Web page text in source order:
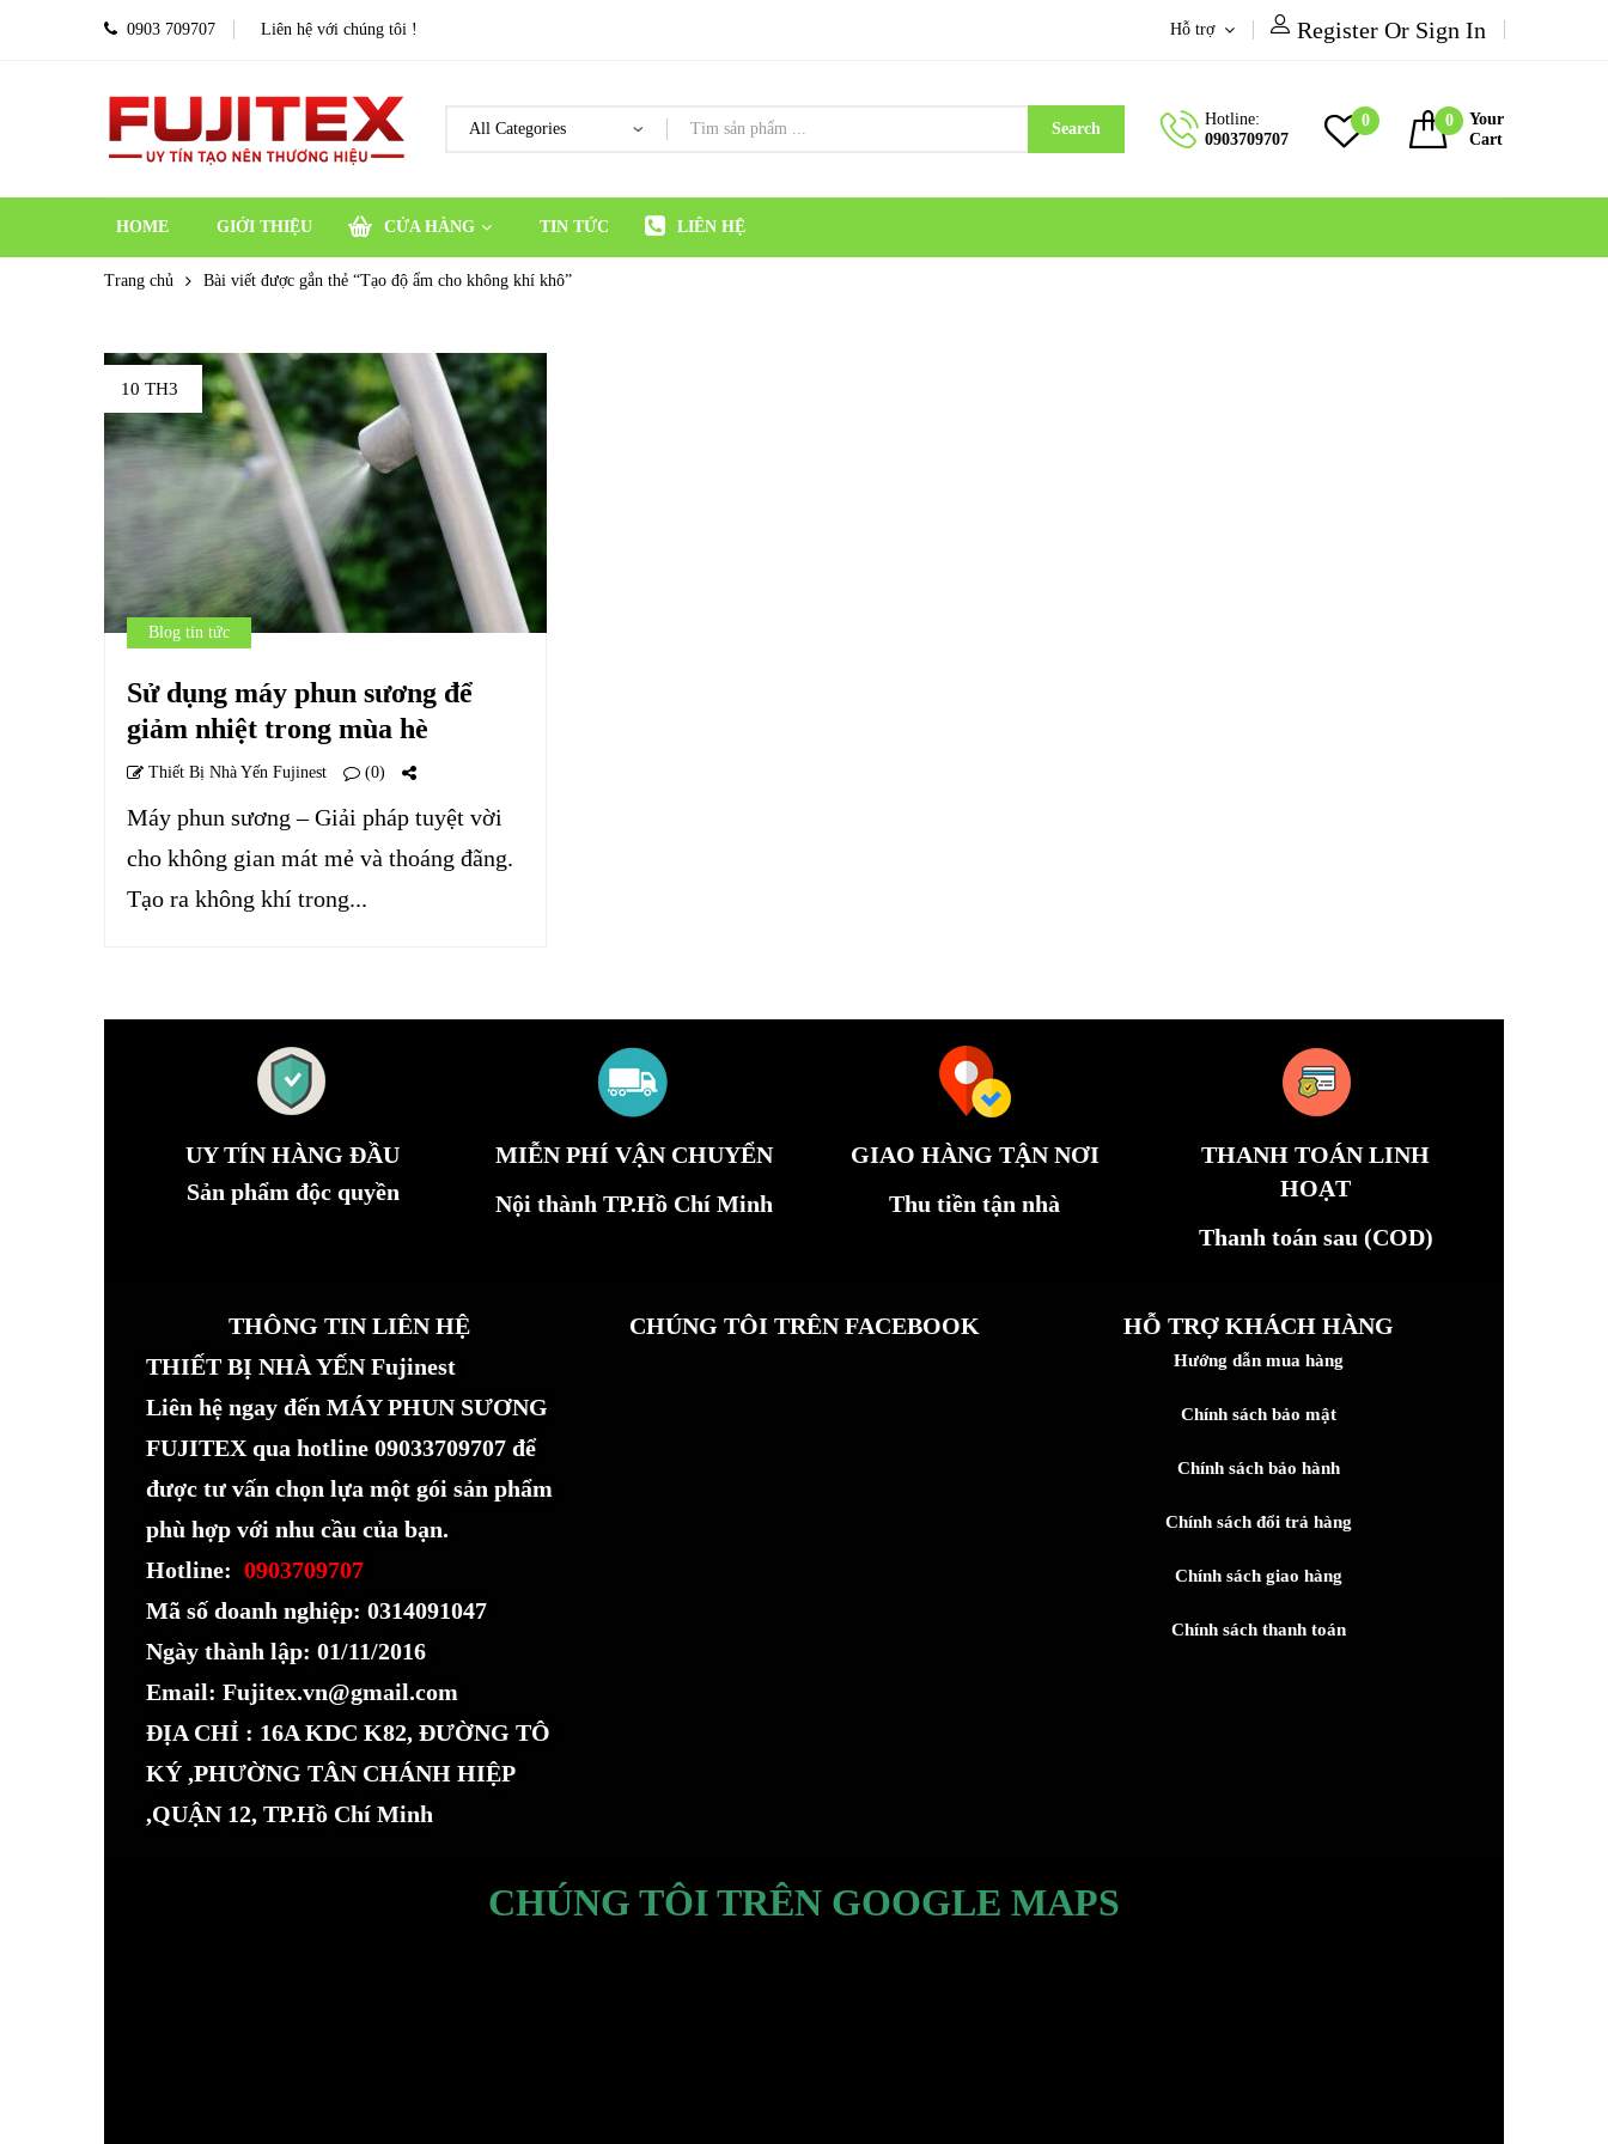
0903 709707 Liên hệ với chúng tôi ! Hỗ trợ Register Or Sign In
Search
Hotline:
0903709707
0 0
Your
Cart
HOME GIỚI THIỆU CỬA HÀNG TIN TỨC LIÊN HỆ
Trang chủ Bài viết được gắn thẻ “Tạo độ ẩm cho không khí khô”
10 TH3
Blog tin tức
Sử dụng máy phun sương để
giảm nhiệt trong mùa hè
Thiết Bị Nhà Yến Fujinest (0)
Máy phun sương – Giải pháp tuyệt vời
cho không gian mát mẻ và thoáng đãng.
Tạo ra không khí trong...
UY TÍN HÀNG ĐẦU
Sản phẩm độc quyền
MIỄN PHÍ VẬN CHUYỂN
Nội thành TP.Hồ Chí Minh
GIAO HÀNG TẬN NƠI
Thu tiền tận nhà
THANH TOÁN LINH
HOẠT
Thanh toán sau (COD)
THÔNG TIN LIÊN HỆ
THIẾT BỊ NHÀ YẾN Fujinest
Liên hệ ngay đến MÁY PHUN SƯƠNG
FUJITEX qua hotline 09033709707 để
được tư vấn chọn lựa một gói sản phẩm
phù hợp với nhu cầu của bạn.
Hotline: 0903709707
Mã số doanh nghiệp: 0314091047
Ngày thành lập: 01/11/2016
Email: Fujitex.vn@gmail.com
ĐỊA CHỈ : 16A KDC K82, ĐƯỜNG TÔ
KÝ ,PHƯỜNG TÂN CHÁNH HIỆP
,QUẬN 12, TP.Hồ Chí Minh
CHÚNG TÔI TRÊN FACEBOOK HỖ TRỢ KHÁCH HÀNG
Hướng dẫn mua hàng
Chính sách bảo mật
Chính sách bảo hành
Chính sách đổi trả hàng
Chính sách giao hàng
Chính sách thanh toán
CHÚNG TÔI TRÊN GOOGLE MAPS